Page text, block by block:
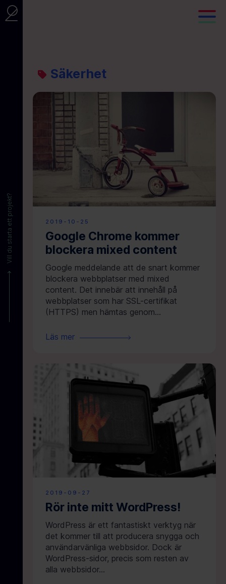
Vill du starta ett projekt?
Säkerhet
2019-10-25
Google Chrome kommer
blockera mixed content
Google meddelande att de snart kommer
blockera webbplatser med mixed
content. Det innebär att innehåll på
webbplatser som har SSL-certifikat
(HTTPS) men hämtas genom...
Läs mer
2019-09-27
Rör inte mitt WordPress!
WordPress är ett fantastiskt verktyg när
det kommer till att producera snygga och
användarvänliga webbsidor. Dock är
WordPress-sidor, precis som resten av
alla webbsidor...